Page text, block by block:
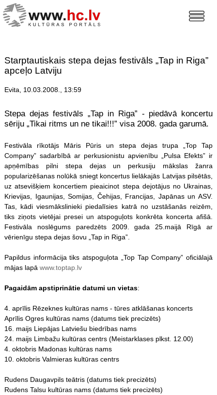
Starptautiskais stepa dejas festivāls „Tap in Riga”
apceļo Latviju
Evita, 10.03.2008., 13:59
Stepa dejas festivāls „Tap in Riga” - piedāvā koncertu
sēriju „Tikai ritms un ne tikai!!!” visa 2008. gada garumā.
Festivāla rīkotājs Māris Pūris un stepa dejas trupa „Top Tap
Company” sadarbībā ar perkusionistu apvienību „Pulsa Efekts” ir
apņēmības pilni stepa dejas un perkusiju mākslas žanra
popularizēšanas nolūkā sniegt koncertus lielākajās Latvijas pilsētās,
uz atsevišķiem koncertiem pieaicinot stepa dejotājus no Ukrainas,
Krievijas, Igaunijas, Somijas, Čehijas, Francijas, Japānas un ASV.
Tas, kādi viesmākslinieki piedalīsies katrā no uzstāšanās reizēm,
tiks ziņots vietējai presei un atspoguļots konkrēta koncerta afišā.
Festivāla noslēgums paredzēts 2009. gada 25.maijā Rīgā ar
vērienīgu stepa dejas šovu „Tap in Riga”.
Papildus informācija tiks atspoguļota „Top Tap Company” oficiālajā
mājas lapā www.toptap.lv
Pagaidām apstiprinātie datumi un vietas:
4. aprīlis Rēzeknes kultūras nams - tūres atklāšanas koncerts
Aprīlis Ogres kultūras nams (datums tiek precizēts)
16. maijs Liepājas Latviešu biedrības nams
24. maijs Limbažu kultūras centrs (Meistarklases plkst. 12.00)
4. oktobris Madonas kultūras nams
10. oktobris Valmieras kultūras centrs
Rudens Daugavpils teātris (datums tiek precizēts)
Rudens Talsu kultūras nams (datums tiek precizēts)